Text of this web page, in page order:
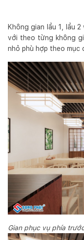
Không gian lầu 1, lầu
với theo từng không
nhỏ phù hợp theo mục
Gian phục vụ phía